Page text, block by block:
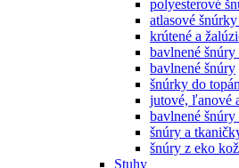
polyesterové
atlasové
krútené a
bavlnené
bavlnené šnúry
šnúrky do
jutové, ľanové
bavlnené šnúry
šnúry a
šnúry z eko
Stuhy